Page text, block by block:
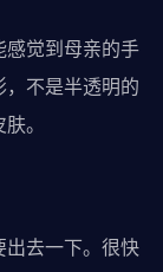
感觉到母亲的手
不是半透明的
。
出去一下。很快